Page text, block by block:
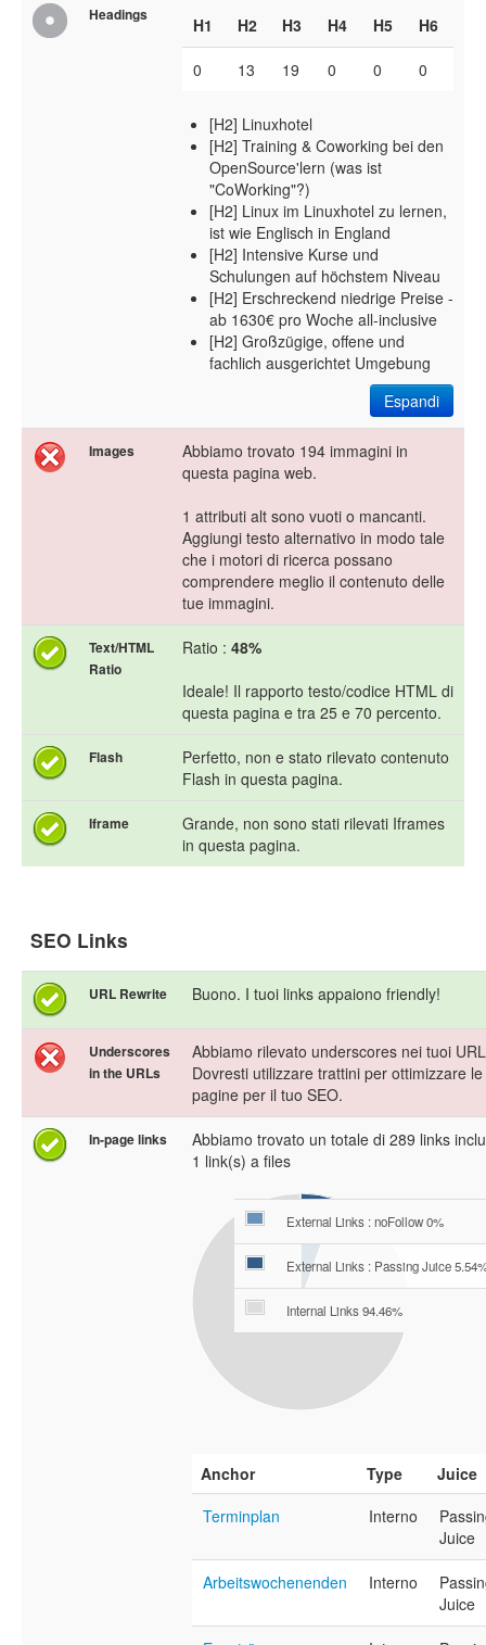
Headings H1 H2 H3 H4 H5 H6
0 13 19 0 0 0
[H2] Linuxhotel
[H2] Training & Coworking bei den
OpenSource'lern (was ist
"CoWorking"?)
[H2] Linux im Linuxhotel zu lernen,
ist wie Englisch in England
[H2] Intensive Kurse und
Schulungen auf höchstem Niveau
[H2] Erschreckend niedrige Preise -
ab 1630€ pro Woche all-inclusive
[H2] Großzügige, offene und
fachlich ausgerichtet Umgebung
Espandi
Images
Abbiamo trovato 194 immagini in
questa pagina web.
1 attributi alt sono vuoti o mancanti.
Aggiungi testo alternativo in modo tale
che i motori di ricerca possano
comprendere meglio il contenuto delle
tue immagini.
Text/HTML
Ratio
Ratio : 48%
Ideale! Il rapporto testo/codice HTML di
questa pagina e tra 25 e 70 percento.
Flash
Perfetto, non e stato rilevato contenuto
Flash in questa pagina.
Iframe
Grande, non sono stati rilevati Iframes
in questa pagina.
SEO Links
URL Rewrite Buono. I tuoi links appaiono friendly!
Underscores
in the URLs
Abbiamo rilevato underscores nei tuoi
Dovresti utilizzare trattini per ottimizzare le
pagine per il tuo SEO.
In-page links
Abbiamo trovato un totale di 289 links
1 link(s) a files
External Links : noFollow 0%
External Links : Passing Juice
Internal Links 94.46%
Anchor Type
Juice
Terminplan
Interno
Juice
Arbeitswochenenden Interno
Juice